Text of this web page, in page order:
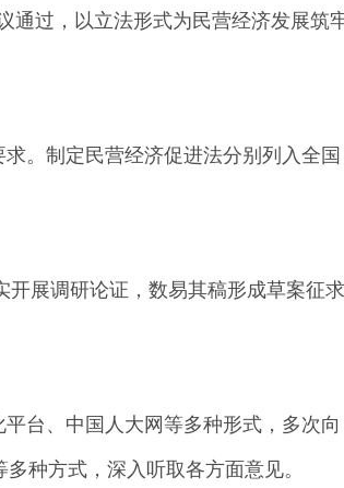
过，以立法形式为民营经济发展筑
。制定民营经济促进法分别列入全国
展调研论证，数易其稿形成草案征求
台、中国人大网等多种形式，多次向
种方式，深入听取各方面意见。